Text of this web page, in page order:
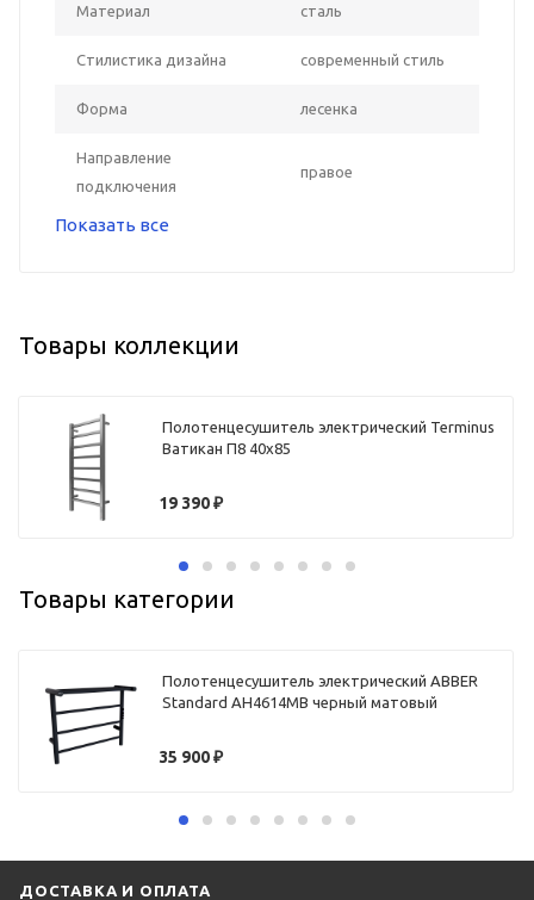
Материал сталь
Стилистика дизайна современный стиль
Форма лесенка
Направление
подключения
правое
Показать все
Товары коллекции
Полотенцесушитель электрический Terminus
Ватикан П8 40х85
19 390₽
Товары категории
Полотенцесушитель электрический ABBER
Standard AH4614MB черный матовый
35 900₽
ДОСТАВКА И ОПЛАТА